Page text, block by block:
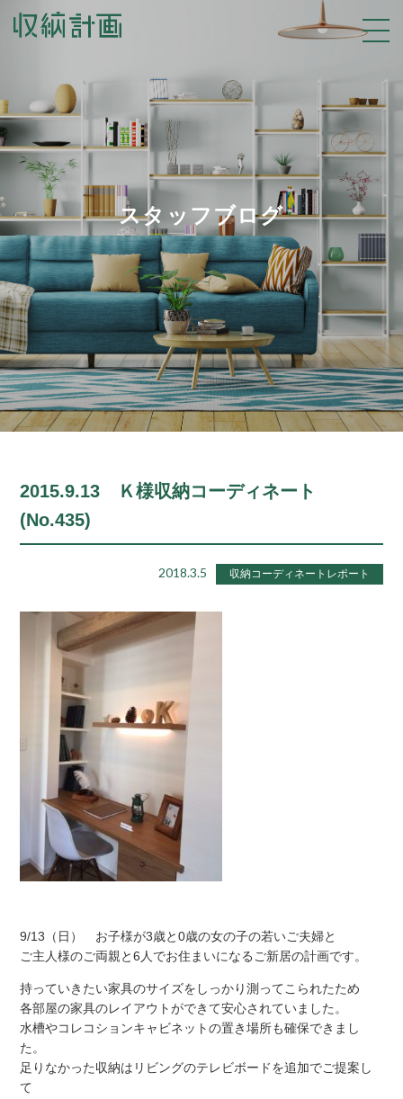
スタッフブログ
2015.9.13 Ｋ様収納コーディネート
(No.435)
2018.3.5 収納コーディネートレポート
9/13（日） お子様が3歳と0歳の女の子の若いご夫婦と
ご主人様のご両親と6人でお住まいになるご新居の計画です。
持っていきたい家具のサイズをしっかり測ってこられたため
各部屋の家具のレイアウトができて安心されていました。
水槽やコレコションキャビネットの置き場所も確保できまし
た。
足りなかった収納はリビングのテレビボードを追加でご提案し
て